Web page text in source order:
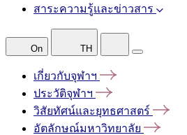
สาระความรู้และข่าวสาร
On TH
เกี่ยวกับจุฬาฯ
ประวัติจุฬาฯ
วิสัยทัศน์และยุทธศาสตร์
อัตลักษณ์มหาวิทยาลัย